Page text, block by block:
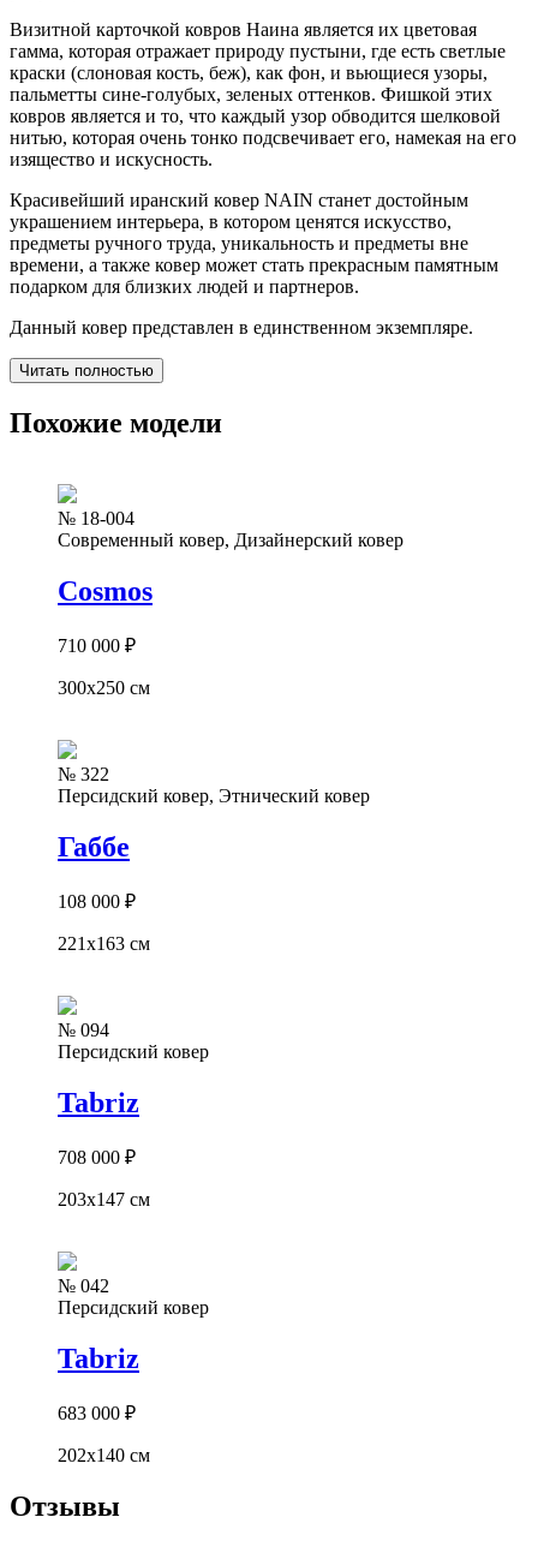
Визитной карточкой ковров Наина является их цветовая
гамма, которая отражает природу пустыни, где есть светлые
краски (слоновая кость, беж), как фон, и вьющиеся узоры,
пальметты сине-голубых, зеленых оттенков. Фишкой этих
ковров является и то, что каждый узор обводится шелковой
нитью, которая очень тонко подсвечивает его, намекая на его
изящество и искусность.
Красивейший иранский ковер NAIN станет достойным
украшением интерьера, в котором ценятся искусство,
предметы ручного труда, уникальность и предметы вне
времени, а также ковер может стать прекрасным памятным
подарком для близких людей и партнеров.
Данный ковер представлен в единственном экземпляре.
Читать полностью
Похожие модели
№ 18-004
Современный ковер, Дизайнерский ковер
Cosmos
710 000 ₽
300x250 см
№ 322
Персидский ковер, Этнический ковер
Габбе
108 000 ₽
221x163 см
№ 094
Персидский ковер
Tabriz
708 000 ₽
203x147 см
№ 042
Персидский ковер
Tabriz
683 000 ₽
202x140 см
Отзывы